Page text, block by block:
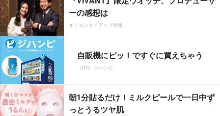
ーの感想は
オリコンタイアップ特集
自販機にピッ！ですぐに買えちゃう
（PR）ジハンピ
朝1分貼るだけ！ミルクピールで一日中ず
っとうるツヤ肌